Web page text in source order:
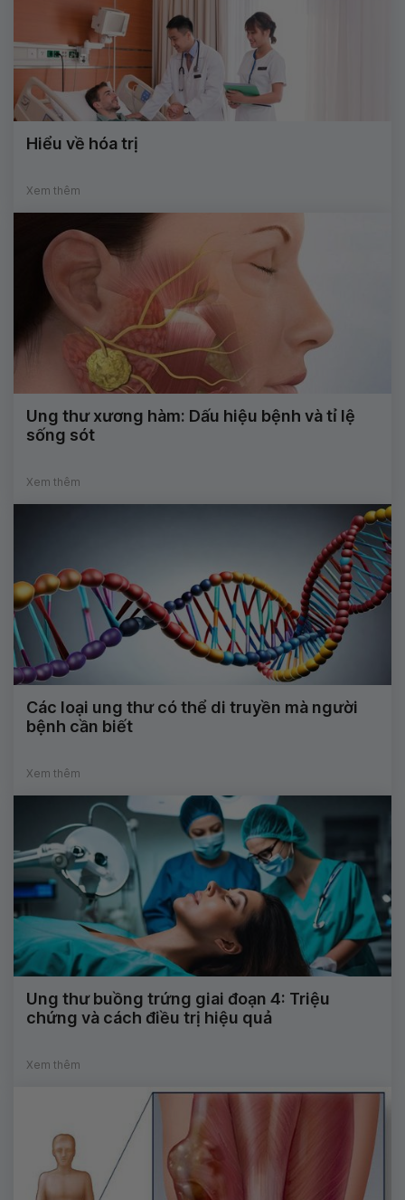
Hiểu về hóa trị
Xem thêm
Ung thư xương hàm: Dấu hiệu bệnh và tỉ lệ
sống sót
Xem thêm
Các loại ung thư có thể di truyền mà người
bệnh cần biết
Xem thêm
Ung thư buồng trứng giai đoạn 4: Triệu
chứng và cách điều trị hiệu quả
Xem thêm